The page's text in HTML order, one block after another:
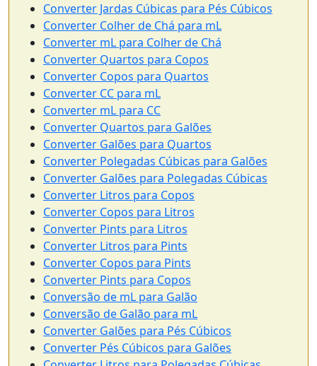
Converter Jardas Cúbicas para Pés Cúbicos
Converter Colher de Chá para mL
Converter mL para Colher de Chá
Converter Quartos para Copos
Converter Copos para Quartos
Converter CC para mL
Converter mL para CC
Converter Quartos para Galões
Converter Galões para Quartos
Converter Polegadas Cúbicas para Galões
Converter Galões para Polegadas Cúbicas
Converter Litros para Copos
Converter Copos para Litros
Converter Pints para Litros
Converter Litros para Pints
Converter Copos para Pints
Converter Pints para Copos
Conversão de mL para Galão
Conversão de Galão para mL
Converter Galões para Pés Cúbicos
Converter Pés Cúbicos para Galões